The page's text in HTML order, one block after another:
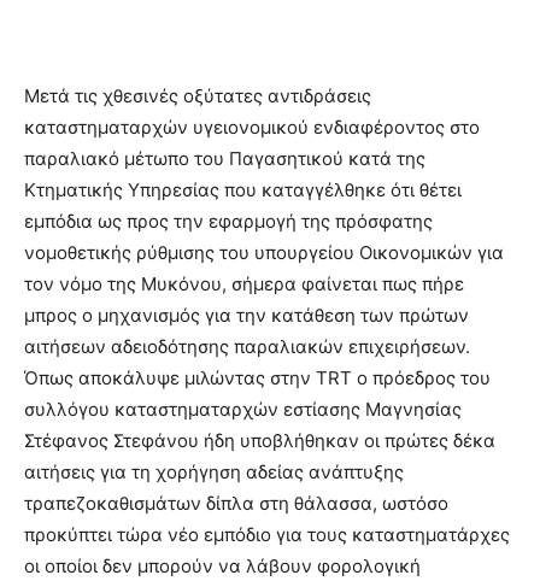
Μετά τις χθεσινές οξύτατες αντιδράσεις
καταστηματαρχών υγειονομικού ενδιαφέροντος στο
παραλιακό μέτωπο του Παγασητικού κατά της
Κτηματικής Υπηρεσίας που καταγγέλθηκε ότι θέτει
εμπόδια ως προς την εφαρμογή της πρόσφατης
νομοθετικής ρύθμισης του υπουργείου Οικονομικών για
τον νόμο της Μυκόνου, σήμερα φαίνεται πως πήρε
μπρος ο μηχανισμός για την κατάθεση των πρώτων
αιτήσεων αδειοδότησης παραλιακών επιχειρήσεων.
Όπως αποκάλυψε μιλώντας στην TRT ο πρόεδρος του
συλλόγου καταστηματαρχών εστίασης Μαγνησίας
Στέφανος Στεφάνου ήδη υποβλήθηκαν οι πρώτες δέκα
αιτήσεις για τη χορήγηση αδείας ανάπτυξης
τραπεζοκαθισμάτων δίπλα στη θάλασσα, ωστόσο
προκύπτει τώρα νέο εμπόδιο για τους καταστηματάρχες
οι οποίοι δεν μπορούν να λάβουν φορολογική